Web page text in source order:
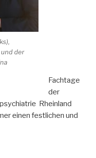
der
Fachtage
der
Rheinland
einen festlichen und